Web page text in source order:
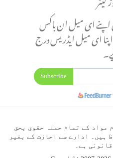
اپنے ای میل ان باکس
ای میل ایڈریس درج
Subscribe
مواد کے تمام جملہ حقوق بحق
ہیں۔ ادارے سے اجازت کے بغیر
ہے۔